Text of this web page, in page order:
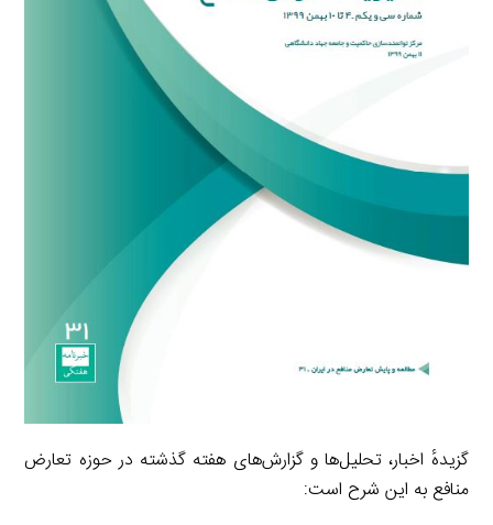
گزیدهٔ اخبار، تحلیل‌ها و گزارش‌های هفته گذشته در حوزه تعارض
منافع به این شرح است: